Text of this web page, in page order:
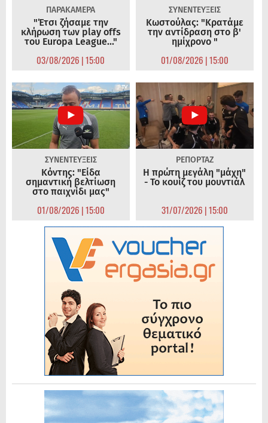
ΠΑΡΑΚΑΜΕΡΑ
"Έτσι ζήσαμε την
κλήρωση των play offs
του Europa League..."
03/08/2026 | 15:00
ΣΥΝΕΝΤΕΥΞΕΙΣ
Κωστούλας: "Κρατάμε
την αντίδραση στο β'
ημίχρονο "
01/08/2026 | 15:00
ΣΥΝΕΝΤΕΥΞΕΙΣ
Κόντης: "Είδα
σημαντική βελτίωση
στο παιχνίδι μας"
01/08/2026 | 15:00
ΡΕΠΟΡΤΑΖ
Η πρώτη μεγάλη "μάχη"
- Το κουίζ του μουντιάλ
31/07/2026 | 15:00